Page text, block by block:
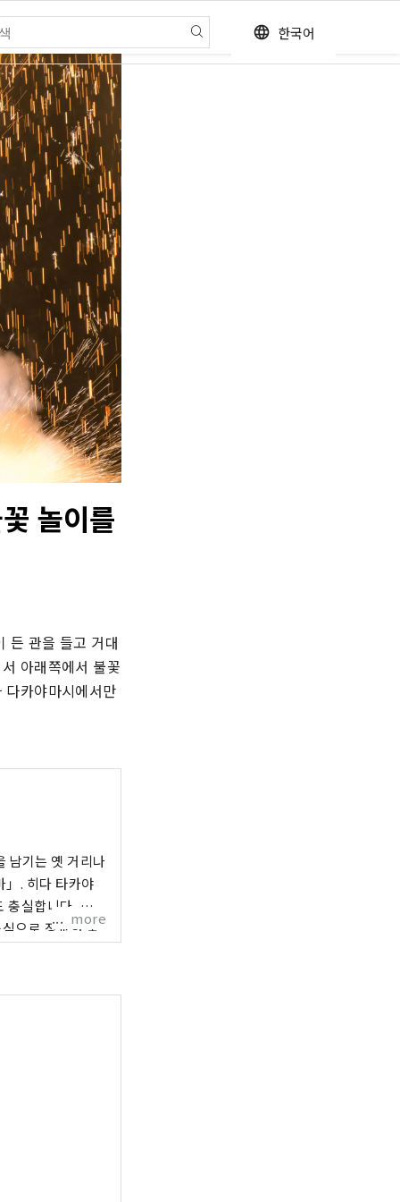
language 한국어
놀이를
든 관을 들고 거대
아래쪽에서 불꽃
카야마시에서만
남기는 옛 거리나
」. 히다 타카야
충실합니다. 특
으로 정교한 움
야마를 중심으로
more